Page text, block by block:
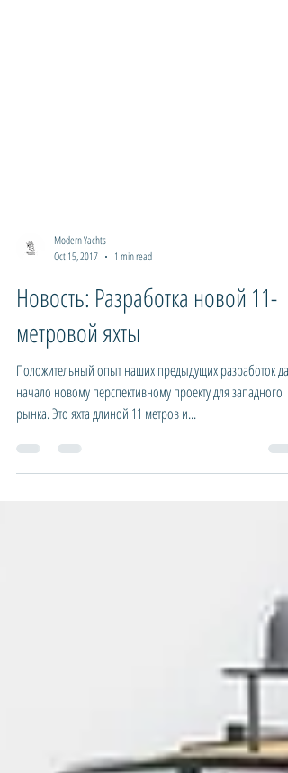
Modern Yachts
Oct 15, 2017
1 min read
Новость: Разработка новой 11-
метровой яхты
Положительный опыт наших предыдущих разработок дал
начало новому перспективному проекту для западного